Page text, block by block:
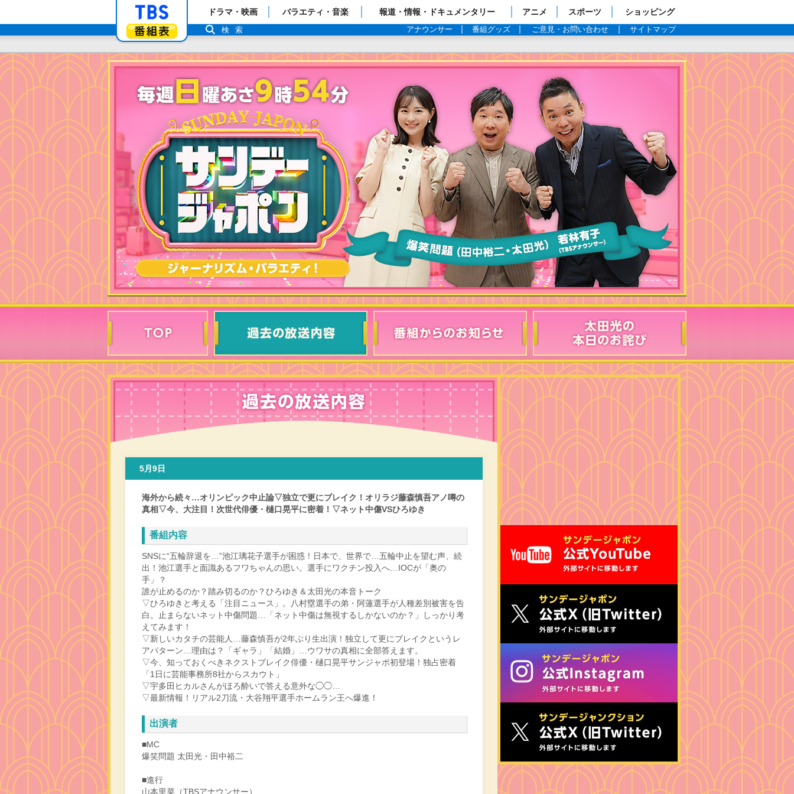
「TBSテレビ」トップページ
番組表
ドラマ・映画 バラエティ・音楽 報道・情報・ドキュメンタリー アニメ スポーツ ショッピング
アナウンサー 番組グッズ ご意見・お問い合わせ サイトマップ
検索
5月9日
海外から続々…オリンピック中止論▽独立で更にブレイク！オリラジ藤森慎吾アノ噂の
真相▽今、大注目！次世代俳優・樋口晃平に密着！▽ネット中傷VSひろゆき
番組内容
SNSに“五輪辞退を…”池江璃花子選手が困惑！日本で、世界で…五輪中止を望む声、続
出！池江選手と面識あるフワちゃんの思い。選手にワクチン投入へ…IOCが「奥の
手」？
誰が止めるのか？踏み切るのか？ひろゆき＆太田光の本音トーク
▽ひろゆきと考える「注目ニュース」。八村塁選手の弟・阿蓮選手が人種差別被害を告
白。止まらないネット中傷問題…「ネット中傷は無視するしかないのか？」しっかり考
えてみます！
▽新しいカタチの芸能人…藤森慎吾が2年ぶり生出演！独立して更にブレイクというレ
アパターン…理由は？「ギャラ」「結婚」…ウワサの真相に全部答えます。
▽今、知っておくべきネクストブレイク俳優・樋口晃平サンジャポ初登場！独占密着
「1日に芸能事務所8社からスカウト」
▽宇多田ヒカルさんがほろ酔いで答える意外な◯◯…
▽最新情報！リアル2刀流・大谷翔平選手ホームラン王へ爆進！
出演者
■MC
爆笑問題 太田光・田中裕二
■進行
山本里菜（TBSアナウンサー）